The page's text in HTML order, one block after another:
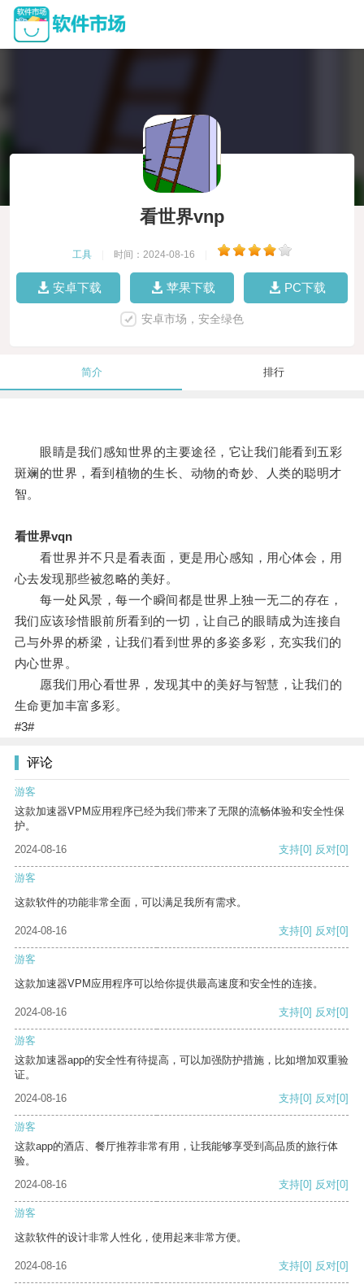
看世界vnp
工具 时间：2024-08-16
安卓下载 苹果下载 PC下载
安卓市场，安全绿色
简介 排行
眼睛是我们感知世界的主要途径，它让我们能看到五彩
斑斓的世界，看到植物的生长、动物的奇妙、人类的聪明才
智。
看世界vqn
看世界并不只是看表面，更是用心感知，用心体会，用
心去发现那些被忽略的美好。
每一处风景，每一个瞬间都是世界上独一无二的存在，
我们应该珍惜眼前所看到的一切，让自己的眼睛成为连接自
己与外界的桥梁，让我们看到世界的多姿多彩，充实我们的
内心世界。
愿我们用心看世界，发现其中的美好与智慧，让我们的
生命更加丰富多彩。
#3#
评论
游客
这款加速器VPM应用程序已经为我们带来了无限的流畅体验和安全性保
护。
2024-08-16
支持[0] 反对[0]
游客
这款软件的功能非常全面，可以满足我所有需求。
2024-08-16 支持[0] 反对[0]
游客
这款加速器VPM应用程序可以给你提供最高速度和安全性的连接。
2024-08-16 支持[0] 反对[0]
游客
这款加速器app的安全性有待提高，可以加强防护措施，比如增加双重验
证。
2024-08-16
支持[0] 反对[0]
游客
这款app的酒店、餐厅推荐非常有用，让我能够享受到高品质的旅行体
验。
2024-08-16
支持[0] 反对[0]
游客
这款软件的设计非常人性化，使用起来非常方便。
2024-08-16 支持[0] 反对[0]